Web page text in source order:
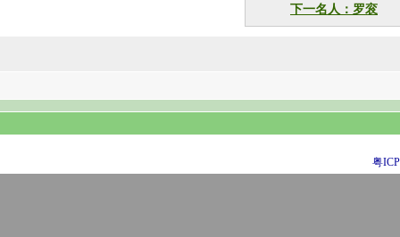
下一名人：罗衮
粤